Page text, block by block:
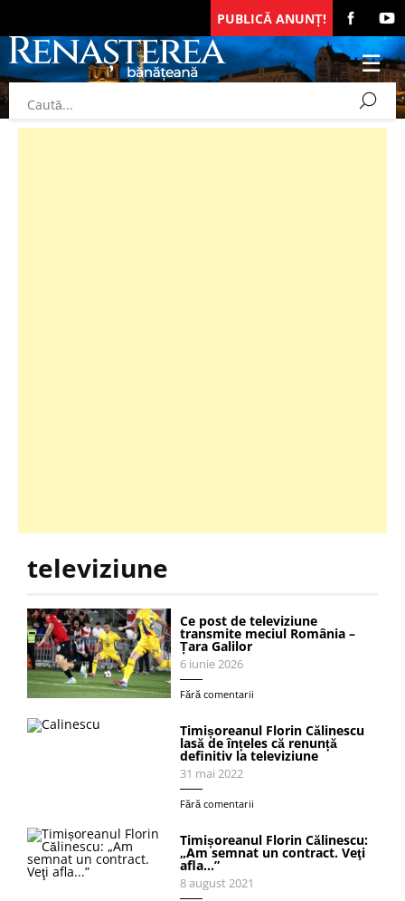
PUBLICĂ ANUNȚ!
televiziune
Ce post de televiziune
transmite meciul România –
Țara Galilor
6 iunie 2026
Fără comentarii
Timișoreanul Florin Călinescu
lasă de înțeles că renunță
definitiv la televiziune
31 mai 2022
Fără comentarii
Timișoreanul Florin Călinescu:
„Am semnat un contract. Veţi
afla…”
8 august 2021